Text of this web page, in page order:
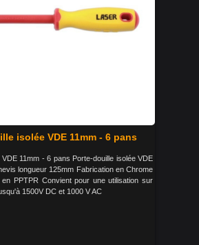
isolée VDE 11mm - 6 pans
VDE 11mm - 6 pans Porte-douille isolée VDE
longueur 125mm Fabrication en Chrome
en PPTPR Convient pour une utilisation sur
1500V DC et 1000 V AC